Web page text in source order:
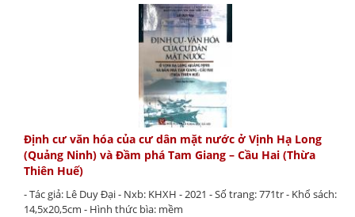
Định cư văn hóa của cư dân mặt nước ở Vịnh Hạ Long
(Quảng Ninh) và Đầm phá Tam Giang – Cầu Hai (Thừa
Thiên Huế)
- Tác giả: Lê Duy Đại - Nxb: KHXH - 2021 - Số trang: 771tr - Khổ sách:
14,5x20,5cm - Hình thức bìa: mềm